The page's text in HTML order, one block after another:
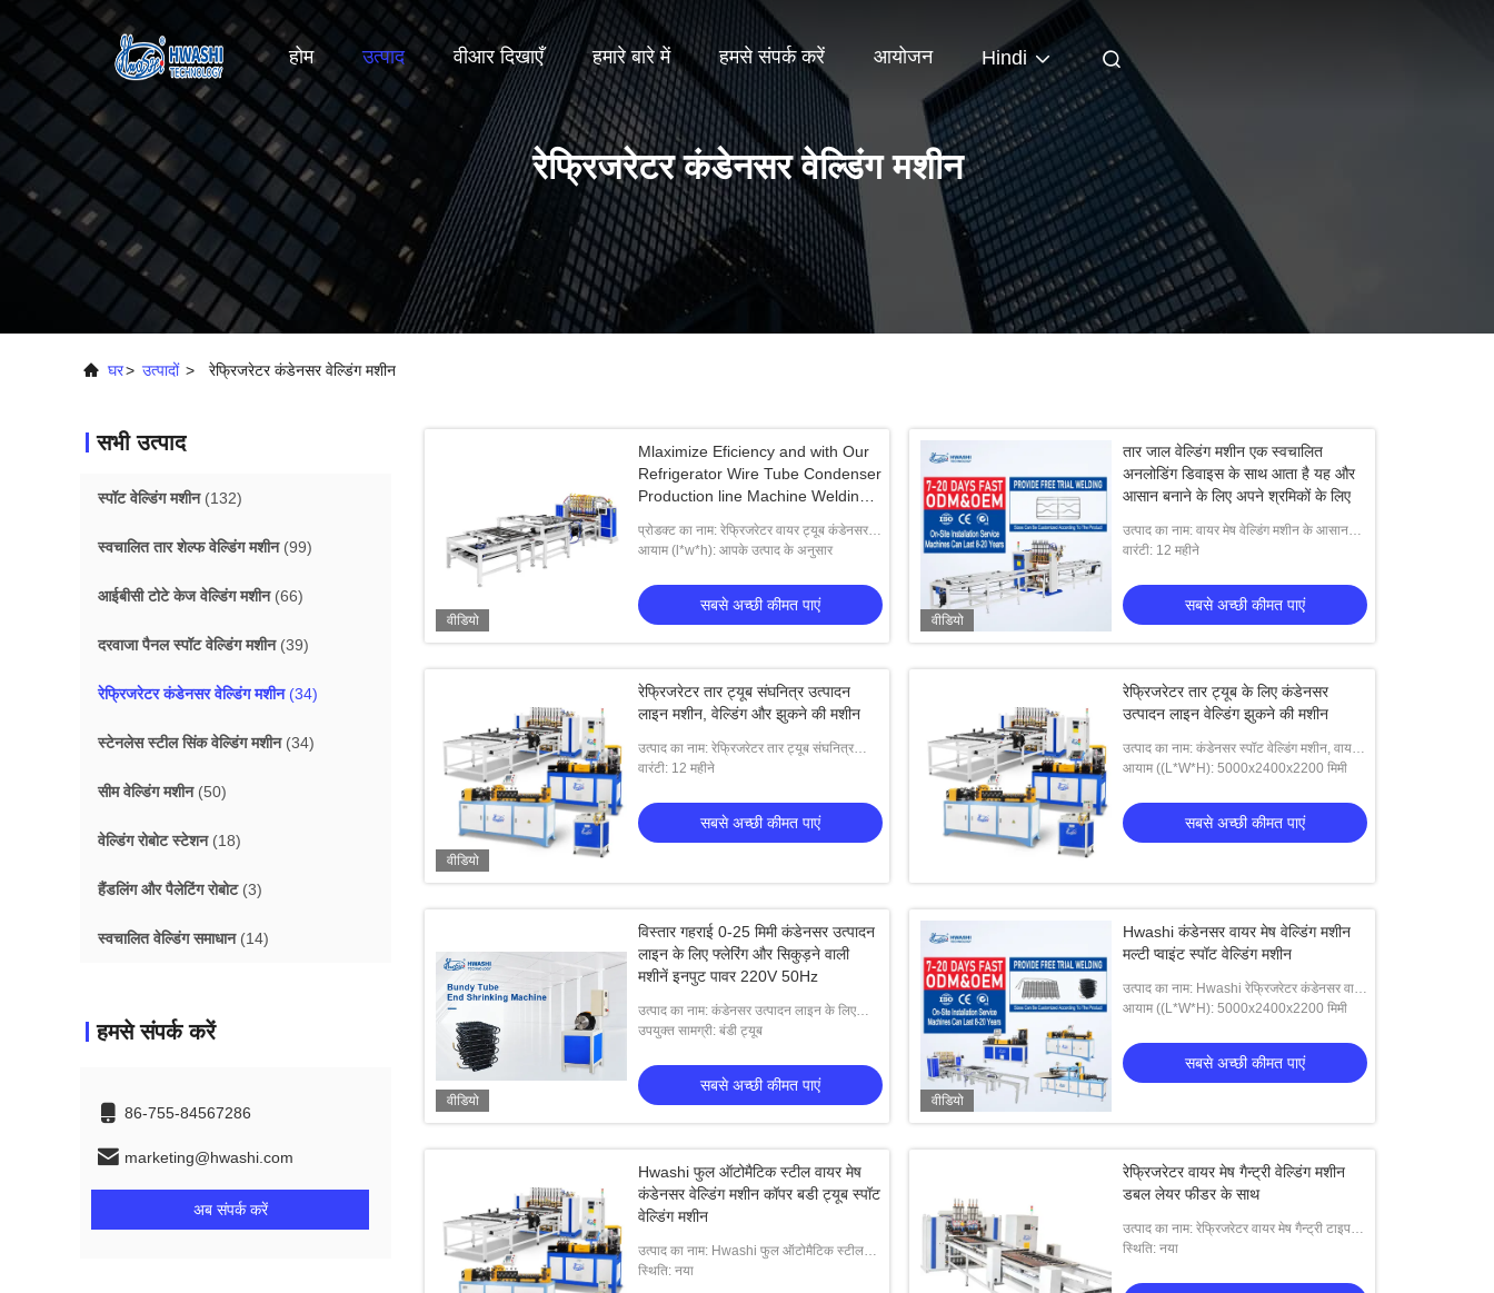
होम उत्पाद वीआर दिखाएँ हमारे बारे में हमसे संपर्क करें आयोजन Hindi
रेफ्रिजरेटर कंडेनसर वेल्डिंग मशीन
घर> उत्पादों > रेफ्रिजरेटर कंडेनसर वेल्डिंग मशीन
सभी उत्पाद
स्पॉट वेल्डिंग मशीन(132)
स्वचालित तार शेल्फ वेल्डिंग मशीन(99)
आईबीसी टोटे केज वेल्डिंग मशीन(66)
दरवाजा पैनल स्पॉट वेल्डिंग मशीन(39)
रेफ्रिजरेटर कंडेनसर वेल्डिंग मशीन(34)
स्टेनलेस स्टील सिंक वेल्डिंग मशीन(34)
सीम वेल्डिंग मशीन(50)
वेल्डिंग रोबोट स्टेशन(18)
हैंडलिंग और पैलेटिंग रोबोट(3)
स्वचालित वेल्डिंग समाधान(14)
हमसे संपर्क करें
86-755-84567286
marketing@hwashi.com
अब संपर्क करें
वीडियो
Mlaximize Eficiency and with Our
Refrigerator Wire Tube Condenser
Production line Machine Welding
प्रोडक्ट का नाम: रेफ्रिजरेटर वायर ट्यूब कंडेनसर
प्रोडक्शन लाइन मशीन, वेल्डिंग और झुकने मशीन
आयाम (l*w*h): आपके उत्पाद के अनुसार
सबसे अच्छी कीमत पाएं
वीडियो
तार जाल वेल्डिंग मशीन एक स्वचालित
अनलोडिंग डिवाइस के साथ आता है यह और
आसान बनाने के लिए अपने श्रमिकों के लिए
उत्पाद का नाम: वायर मेष वेल्डिंग मशीन के आसान
संचालन के लिए स्वचालित अनलोडिंग डिवाइस
वारंटी: 12 महीने
सबसे अच्छी कीमत पाएं
वीडियो
रेफ्रिजरेटर तार ट्यूब संघनित्र उत्पादन
लाइन मशीन, वेल्डिंग और झुकने की मशीन
उत्पाद का नाम: रेफ्रिजरेटर तार ट्यूब संघनित्र
उत्पादन लाइन मशीन, वेल्डिंग और झुकने की मशीन
वारंटी: 12 महीने
सबसे अच्छी कीमत पाएं
रेफ्रिजरेटर तार ट्यूब के लिए कंडेनसर
उत्पादन लाइन वेल्डिंग झुकने की मशीन
उत्पाद का नाम: कंडेनसर स्पॉट वेल्डिंग मशीन, वायर
ट्यूब कंडेनसर वेल्डिंग मशीन
आयाम ((L*W*H): 5000x2400x2200 मिमी
सबसे अच्छी कीमत पाएं
वीडियो
विस्तार गहराई 0-25 मिमी कंडेनसर उत्पादन
लाइन के लिए फ्लेरिंग और सिकुड़ने वाली
मशीनें इनपुट पावर 220V 50Hz
उत्पाद का नाम: कंडेनसर उत्पादन लाइन के लिए
फ्लेरिंग और सिकुड़ने वाली मशीनें
उपयुक्त सामग्री: बंडी ट्यूब
सबसे अच्छी कीमत पाएं
वीडियो
Hwashi कंडेनसर वायर मेष वेल्डिंग मशीन
मल्टी प्वाइंट स्पॉट वेल्डिंग मशीन
उत्पाद का नाम: Hwashi रेफ्रिजरेटर कंडेनसर वायर
मेष बहु-बिंदु स्पॉट वेल्डिंग मशीन
आयाम ((L*W*H): 5000x2400x2200 मिमी
सबसे अच्छी कीमत पाएं
Hwashi फुल ऑटोमैटिक स्टील वायर मेष
कंडेनसर वेल्डिंग मशीन कॉपर बडी ट्यूब स्पॉट
वेल्डिंग मशीन
उत्पाद का नाम: Hwashi फुल ऑटोमैटिक स्टील
वायर मेष कंडेनसर कॉपर बडी ट्यूब और मल्टी-पॉइंट
स्थिति: नया
रेफ्रिजरेटर वायर मेष गैन्ट्री वेल्डिंग मशीन
डबल लेयर फीडर के साथ
उत्पाद का नाम: रेफ्रिजरेटर वायर मेष गैन्ट्री टाइप
वेल्डिंग मशीन डबल लेयर फीडर के साथ
स्थिति: नया